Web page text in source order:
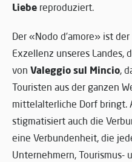
Liebe reproduziert.
Der «Nodo d’amore» ist
Exzellenz unseres Landes,
von Valeggio sul Mincio,
Touristen aus der ganzen
mittelalterliche Dorf bringt.
stigmatisiert auch die
eine Verbundenheit, die
Unternehmern, Tourismus-